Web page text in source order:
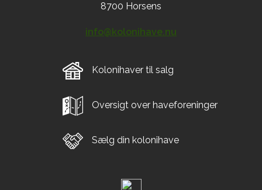
8700 Horsens
info@kolonihave.nu
Kolonihaver til salg
Oversigt over haveforeninger
Sælg din kolonihave